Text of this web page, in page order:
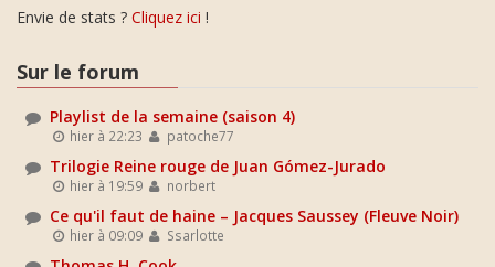
Envie de stats ? Cliquez ici !
Sur le forum
Playlist de la semaine (saison 4)
hier à 22:23 patoche77
Trilogie Reine rouge de Juan Gómez-Jurado
hier à 19:59 norbert
Ce qu'il faut de haine – Jacques Saussey (Fleuve Noir)
hier à 09:09 Ssarlotte